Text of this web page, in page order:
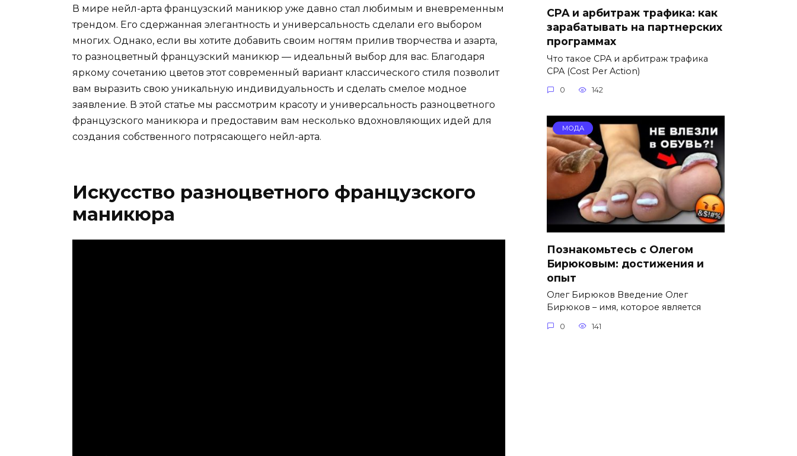
В мире нейл-арта французский маникюр уже давно стал любимым и вневременным
трендом. Его сдержанная элегантность и универсальность сделали его выбором
многих. Однако, если вы хотите добавить своим ногтям прилив творчества и азарта,
то разноцветный французский маникюр — идеальный выбор для вас. Благодаря
яркому сочетанию цветов этот современный вариант классического стиля позволит
вам выразить свою уникальную индивидуальность и сделать смелое модное
заявление. В этой статье мы рассмотрим красоту и универсальность разноцветного
французского маникюра и предоставим вам несколько вдохновляющих идей для
создания собственного потрясающего нейл-арта.
Искусство разноцветного французского
маникюра
CPA и арбитраж трафика: как
зарабатывать на партнерских
программах
Что такое CPA и арбитраж трафика
CPA (Cost Per Action)
0 142
МОДА
Познакомьтесь с Олегом
Бирюковым: достижения и
опыт
Олег Бирюков Введение Олег
Бирюков – имя, которое является
0 141